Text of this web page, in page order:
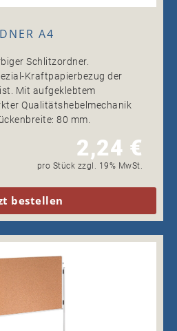
A4
Schlitzordner.
Kraftpapierbezug der
Mit aufgeklebtem
Qualitätshebelmechanik
80 mm.
2,24 €
pro Stück zzgl. 19% MwSt.
bestellen